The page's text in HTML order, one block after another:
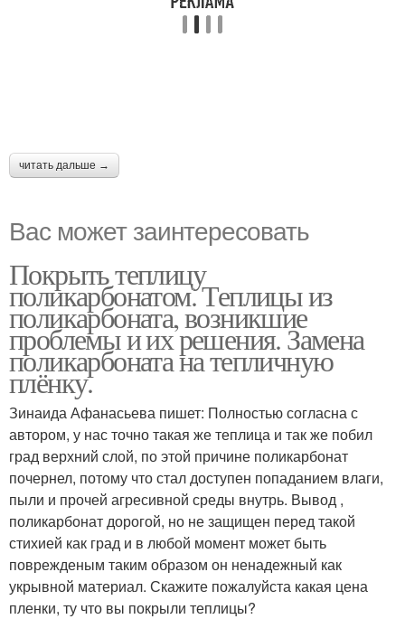
читать дальше →
Вас может заинтересовать
Покрыть теплицу
поликарбонатом. Теплицы из
поликарбоната, возникшие
проблемы и их решения. Замена
поликарбоната на тепличную
плёнку.
Зинаида Афанасьева пишет: Полностью согласна с
автором, у нас точно такая же теплица и так же побил
град верхний слой, по этой причине поликарбонат
почернел, потому что стал доступен попаданием влаги,
пыли и прочей агресивной среды внутрь. Вывод ,
поликарбонат дорогой, но не защищен перед такой
стихией как град и в любой момент может быть
поврежденым таким образом он ненадежный как
укрывной материал. Скажите пожалуйста какая цена
пленки, ту что вы покрыли теплицы?